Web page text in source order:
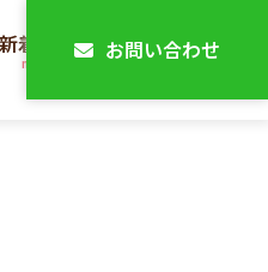
新着情報
news お問い合わせ